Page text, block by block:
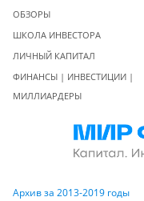
ОБЗОРЫ
ШКОЛА ИНВЕСТОРА
ЛИЧНЫЙ КАПИТАЛ
ФИНАНСЫ | ИНВЕСТИЦИИ |
МИЛЛИАРДЕРЫ
Архив за 2013-2019 годы